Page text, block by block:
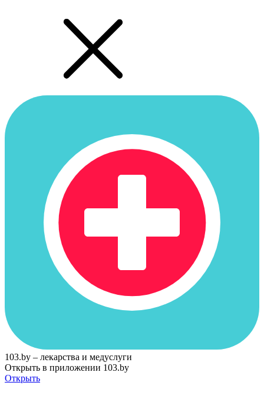
103.by – лекарства и медуслуги
Открыть в приложении 103.by
Открыть